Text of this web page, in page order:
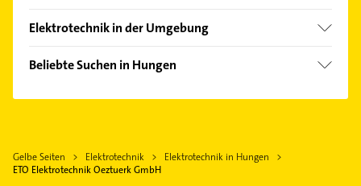
Langd
Elektrotechnik in der Umgebung
Lich Hessen
Ranstadt
Schotten Hessen
Beliebte Suchen in Hungen
Zahnarzt
Gelbe Seiten Elektrotechnik
Elektrotechnik in Hungen
ETO Elektrotechnik Oeztuerk GmbH